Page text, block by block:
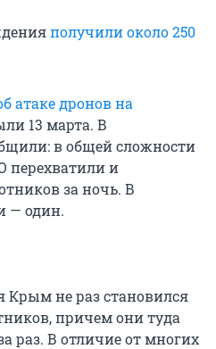
получили около 250
атаке дронов на
13 марта. В
в общей сложности
перехватили и
за ночь. В
— один.
Крым не раз становился
причем они туда
раз. В отличие от многих